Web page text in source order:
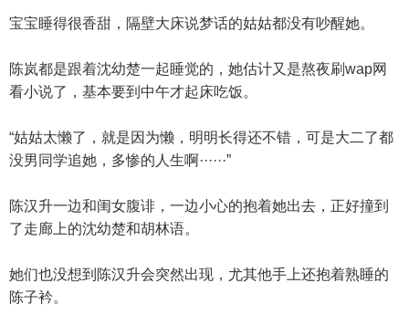
宝宝睡得很香甜，隔壁大床说梦话的姑姑都没有吵醒她。
陈岚都是跟着沈幼楚一起睡觉的，她估计又是熬夜刷wap网
看小说了，基本要到中午才起床吃饭。
“姑姑太懒了，就是因为懒，明明长得还不错，可是大二了都
没男同学追她，多惨的人生啊······”
陈汉升一边和闺女腹诽，一边小心的抱着她出去，正好撞到
了走廊上的沈幼楚和胡林语。
她们也没想到陈汉升会突然出现，尤其他手上还抱着熟睡的
陈子衿。